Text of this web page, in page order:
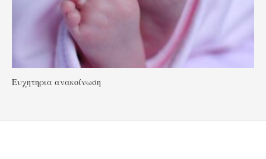
Ευχητηρια ανακοίνωση